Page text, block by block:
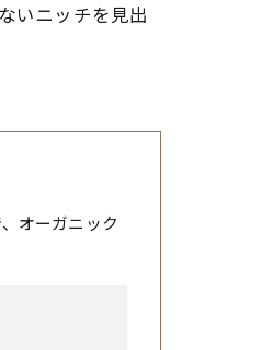
いニッチを見出
オーガニック